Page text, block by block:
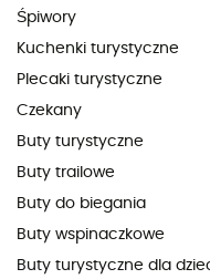
Śpiwory
Kuchenki turystyczne
Plecaki turystyczne
Czekany
Buty turystyczne
Buty trailowe
Buty do biegania
Buty wspinaczkowe
Buty turystyczne dla